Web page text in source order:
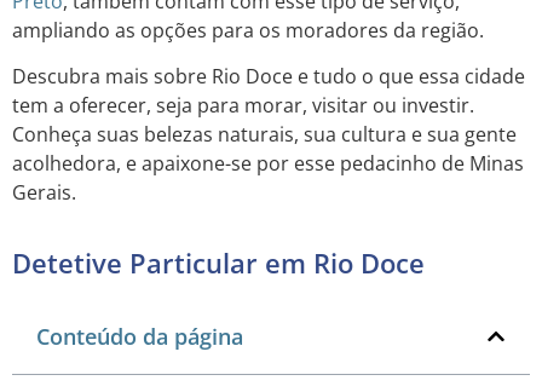
ampliando as opções para os moradores da região.
Descubra mais sobre Rio Doce e tudo o que essa cidade
tem a oferecer, seja para morar, visitar ou investir.
Conheça suas belezas naturais, sua cultura e sua gente
acolhedora, e apaixone-se por esse pedacinho de Minas
Gerais.
Detetive Particular em Rio Doce
Conteúdo da página